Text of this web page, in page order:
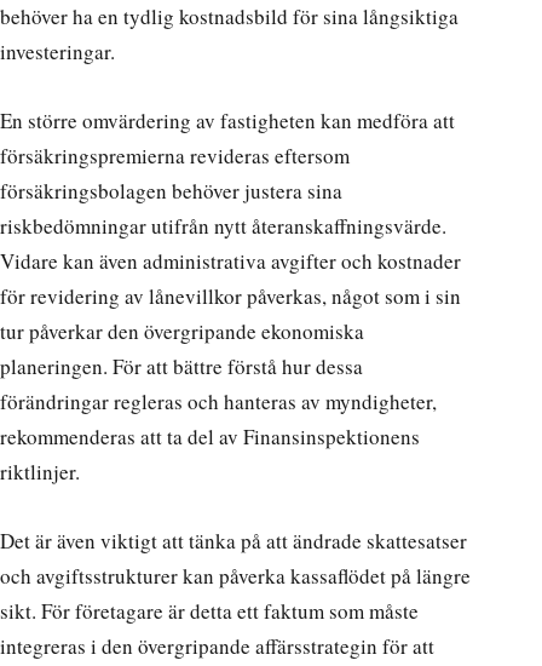
behöver ha en tydlig kostnadsbild för sina långsiktiga
investeringar.
En större omvärdering av fastigheten kan medföra att
försäkringspremierna revideras eftersom
försäkringsbolagen behöver justera sina
riskbedömningar utifrån nytt återanskaffningsvärde.
Vidare kan även administrativa avgifter och kostnader
för revidering av lånevillkor påverkas, något som i sin
tur påverkar den övergripande ekonomiska
planeringen. För att bättre förstå hur dessa
förändringar regleras och hanteras av myndigheter,
rekommenderas att ta del av Finansinspektionens
riktlinjer.
Det är även viktigt att tänka på att ändrade skattesatser
och avgiftsstrukturer kan påverka kassaflödet på längre
sikt. För företagare är detta ett faktum som måste
integreras i den övergripande affärsstrategin för att